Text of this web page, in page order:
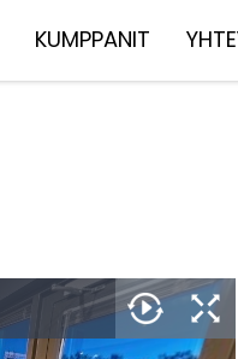
KUMPPANIT